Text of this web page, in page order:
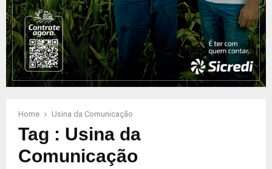
Home Usina da Comunicação
Tag : Usina da
Comunicação